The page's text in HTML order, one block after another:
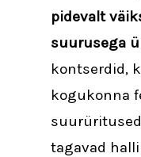
pidevalt
suurusega
kontserdid,
kogukonna
tagavad